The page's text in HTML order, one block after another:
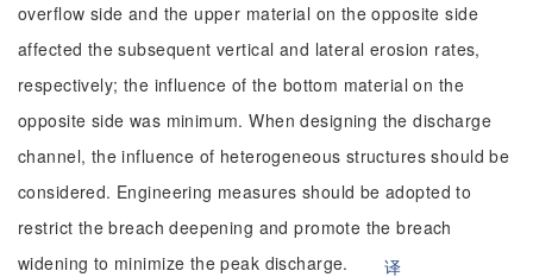
overflow side and the upper material on the opposite side
affected the subsequent vertical and lateral erosion rates,
respectively; the influence of the bottom material on the
opposite side was minimum. When designing the discharge
channel, the influence of heterogeneous structures should be
considered. Engineering measures should be adopted to
restrict the breach deepening and promote the breach
widening to minimize the peak discharge.
译